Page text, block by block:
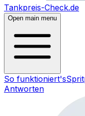
Tankpreis-Check.de
Open main menu
So funktioniert's
Antworten